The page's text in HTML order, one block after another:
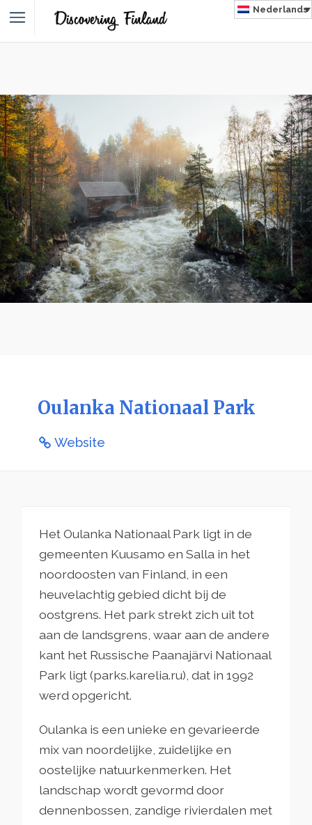
Nederlands
Oulanka Nationaal Park
Website
Het Oulanka Nationaal Park ligt in de
gemeenten Kuusamo en Salla in het
noordoosten van Finland, in een
heuvelachtig gebied dicht bij de
oostgrens. Het park strekt zich uit tot
aan de landsgrens, waar aan de andere
kant het Russische Paanajärvi Nationaal
Park ligt (parks.karelia.ru), dat in 1992
werd opgericht.
Oulanka is een unieke en gevarieerde
mix van noordelijke, zuidelijke en
oostelijke natuurkenmerken. Het
landschap wordt gevormd door
dennenbossen, zandige rivierdalen met